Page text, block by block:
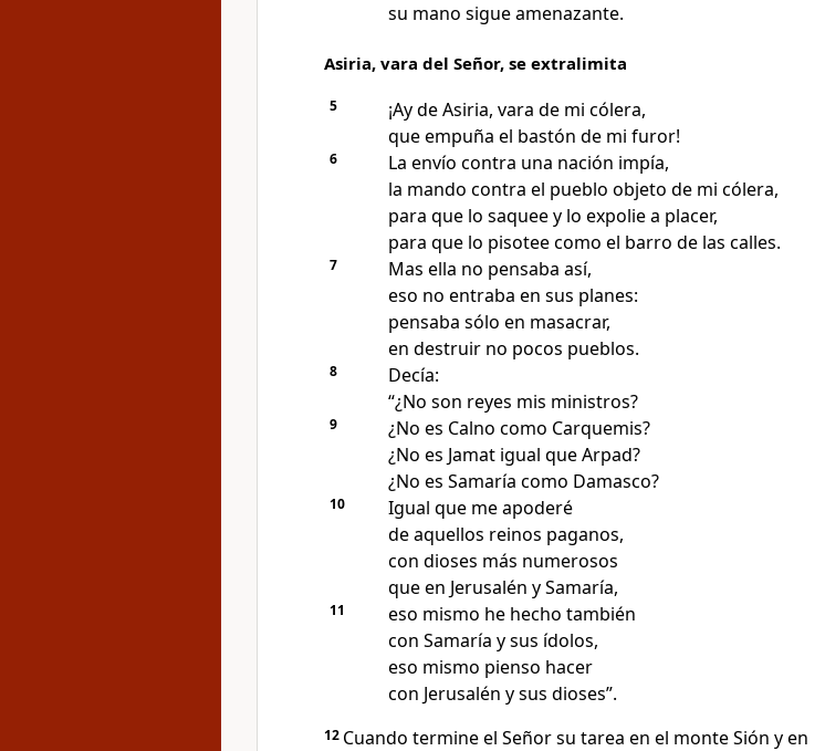
su mano sigue amenazante.
Asiria, vara del Señor, se extralimita
5
¡Ay de Asiria, vara de mi cólera,
que empuña el bastón de mi furor!
6
La envío contra una nación impía,
la mando contra el pueblo objeto de mi cólera,
para que lo saquee y lo expolie a placer,
para que lo pisotee como el barro de las calles.
7
Mas ella no pensaba así,
eso no entraba en sus planes:
pensaba sólo en masacrar,
en destruir no pocos pueblos.
8
Decía:
“¿No son reyes mis ministros?
9
¿No es Calno como Carquemis?
¿No es Jamat igual que Arpad?
¿No es Samaría como Damasco?
10
Igual que me apoderé
de aquellos reinos paganos,
con dioses más numerosos
que en Jerusalén y Samaría,
11
eso mismo he hecho también
con Samaría y sus ídolos,
eso mismo pienso hacer
con Jerusalén y sus dioses”.
12 Cuando termine el Señor su tarea en el monte Sión y en